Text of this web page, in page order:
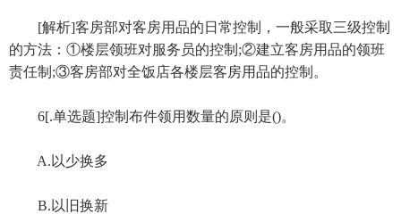
[解析]客房部对客房用品的日常控制，一般采取三级控制
的方法：①楼层领班对服务员的控制;②建立客房用品的领班
责任制;③客房部对全饭店各楼层客房用品的控制。
6[.单选题]控制布件领用数量的原则是()。
A.以少换多
B.以旧换新